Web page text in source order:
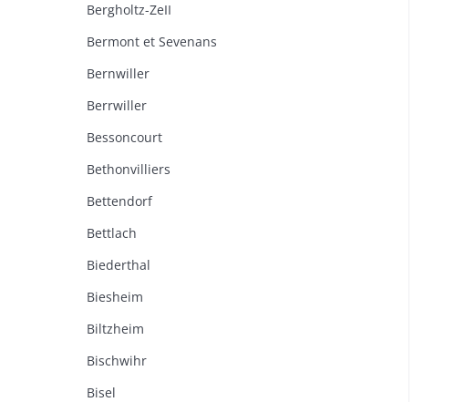
Bergholtz-ZeII
Bermont et Sevenans
Bernwiller
Berrwiller
Bessoncourt
Bethonvilliers
Bettendorf
Bettlach
Biederthal
Biesheim
Biltzheim
Bischwihr
Bisel